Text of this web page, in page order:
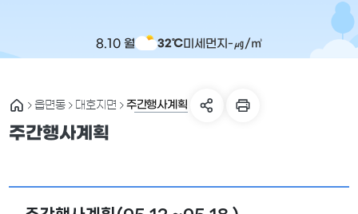
8.10 월 32℃미세먼지-㎍/㎥
읍면동 대호지면 주간행사계획
주간행사계획
세